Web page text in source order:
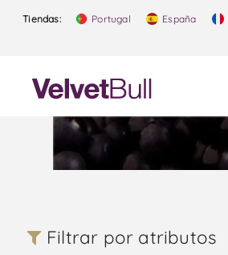
Tiendas: Portugal España
Filtrar por atributos